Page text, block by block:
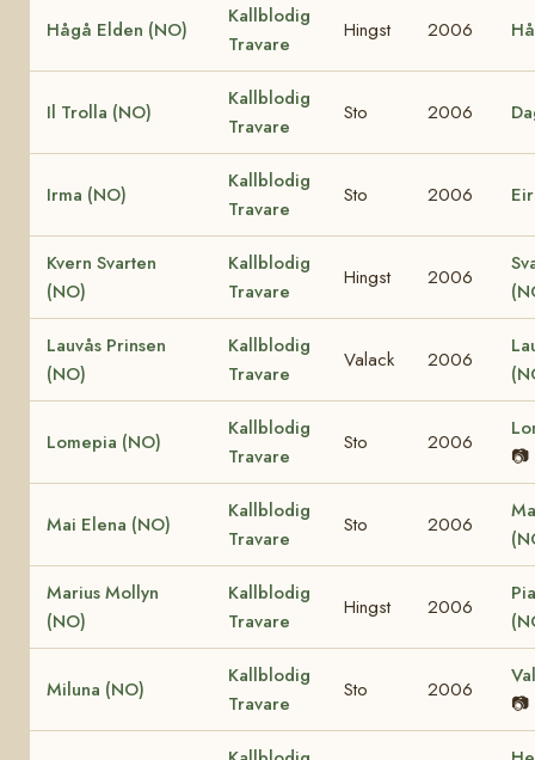
Hågå Elden (NO)
Kallblodig
Travare
Hingst 2006
Il Trolla (NO)
Kallblodig
Travare
Sto 2006
Irma (NO)
Kallblodig
Travare
Sto 2006
Kvern Svarten
(NO)
Kallblodig
Travare
Hingst 2006
Lauvås Prinsen
(NO)
Kallblodig
Travare
Valack 2006
Lomepia (NO)
Kallblodig
Travare
Sto 2006
📷
Mai Elena (NO)
Kallblodig
Travare
Sto 2006
Marius Mollyn
(NO)
Kallblodig
Travare
Hingst 2006
Miluna (NO)
Kallblodig
Travare
Sto 2006
📷